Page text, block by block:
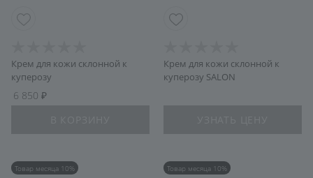
Крем для кожи склонной к
куперозу
6 850
Крем для кожи склонной к
куперозу SALON
Товар месяца 10% Товар месяца 10%